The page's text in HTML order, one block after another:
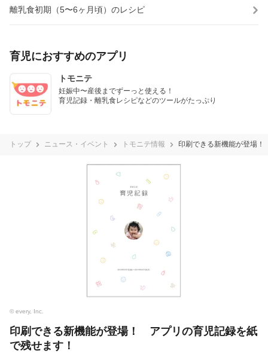
離乳食初期（5〜6ヶ月頃）のレシピ
育児におすすめのアプリ
トモニテ
妊娠中〜産後までずーっと使える！
育児記録・離乳食レシピなどのツールがたっぷり
トップ ニュース・イベント トモニテ情報 印刷できる新機能が登場
© every, Inc.
印刷できる新機能が登場！ アプリの育児記録を紙
で残せます！